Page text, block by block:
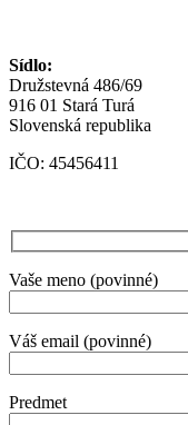
Sídlo:
Družstevná 486/69
916 01 Stará Turá
Slovenská republika
IČO: 45456411
Vaše meno (povinné)
Váš email (povinné)
Predmet